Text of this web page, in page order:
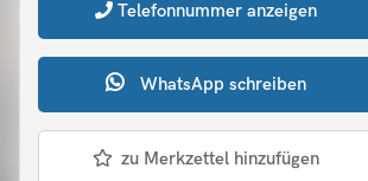
Telefonnummer anzeigen
WhatsApp schreiben
zu Merkzettel hinzufügen